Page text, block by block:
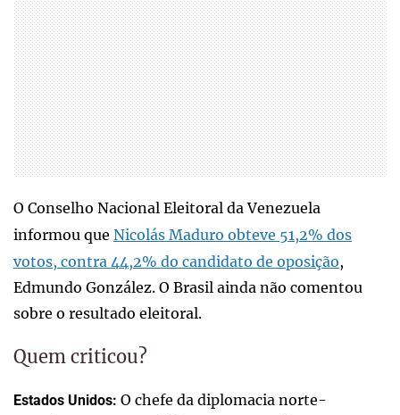
O Conselho Nacional Eleitoral da Venezuela
informou que Nicolás Maduro obteve 51,2% dos
votos, contra 44,2% do candidato de oposição,
Edmundo González. O Brasil ainda não comentou
sobre o resultado eleitoral.
Quem criticou?
Estados Unidos: O chefe da diplomacia norte-